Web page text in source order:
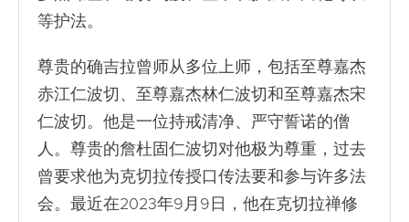
等护法。
尊贵的确吉拉曾师从多位上师，包括至尊嘉杰
赤江仁波切、至尊嘉杰林仁波切和至尊嘉杰宋
仁波切。他是一位持戒清净、严守誓诺的僧
人。尊贵的詹杜固仁波切对他极为尊重，过去
曾要求他为克切拉传授口传法要和参与许多法
会。最近在2023年9月9日，他在克切拉禅修